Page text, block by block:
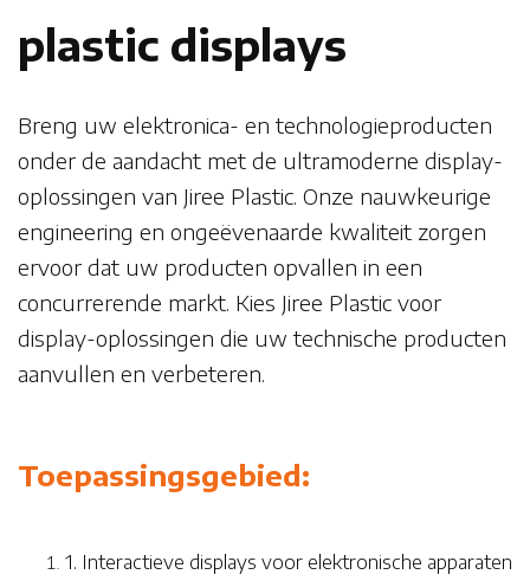
plastic displays
Breng uw elektronica- en technologieproducten
onder de aandacht met de ultramoderne display-
oplossingen van Jiree Plastic. Onze nauwkeurige
engineering en ongeëvenaarde kwaliteit zorgen
ervoor dat uw producten opvallen in een
concurrerende markt. Kies Jiree Plastic voor
display-oplossingen die uw technische producten
aanvullen en verbeteren.
Toepassingsgebied:
1. Interactieve displays voor elektronische apparaten